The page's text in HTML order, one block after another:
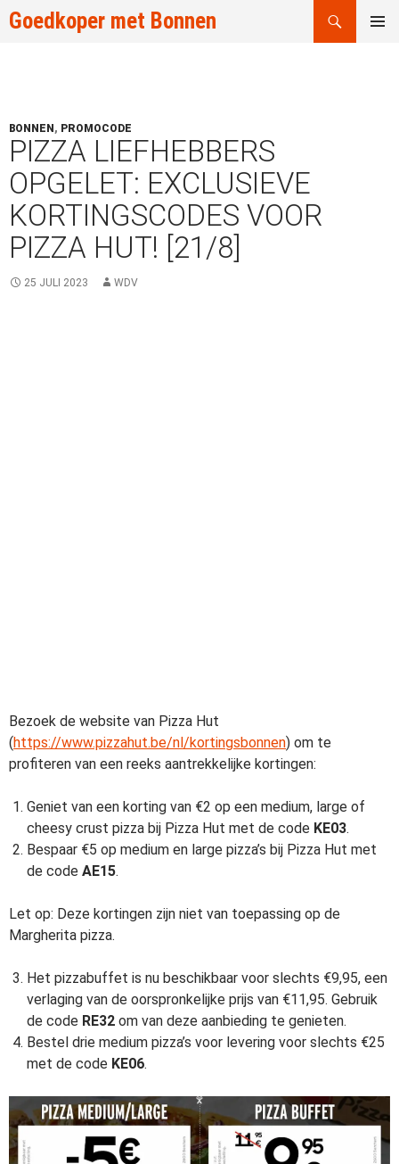
Goedkoper met Bonnen
Zoeken
BONNEN , PROMOCODE
PIZZA LIEFHEBBERS
OPGELET: EXCLUSIEVE
KORTINGSCODES VOOR
PIZZA HUT! [21/8]
25 JULI 2023 WDV
Bezoek de website van Pizza Hut
(https://www.pizzahut.be/nl/kortingsbonnen) om te
profiteren van een reeks aantrekkelijke kortingen:
Geniet van een korting van €2 op een medium, large of
cheesy crust pizza bij Pizza Hut met de code KE03.
Bespaar €5 op medium en large pizza’s bij Pizza Hut met
de code AE15.
Let op: Deze kortingen zijn niet van toepassing op de
Margherita pizza.
Het pizzabuffet is nu beschikbaar voor slechts €9,95, een
verlaging van de oorspronkelijke prijs van €11,95. Gebruik
de code RE32 om van deze aanbieding te genieten.
Bestel drie medium pizza’s voor levering voor slechts €25
met de code KE06.